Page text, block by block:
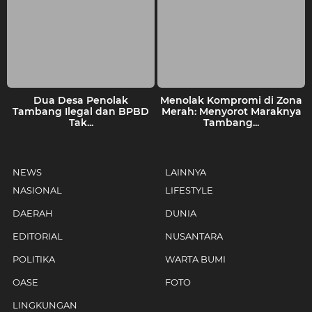
Dua Desa Penolak
Tambang Ilegal dan BPBD
Tak...
Menolak Kompromi di Zona
Merah: Menyorot Maraknya
Tambang...
NEWS
NASIONAL
DAERAH
EDITORIAL
POLITIKA
OASE
LINGKUNGAN
LAINNYA
LIFESTYLE
DUNIA
NUSANTARA
WARTA BUMI
FOTO